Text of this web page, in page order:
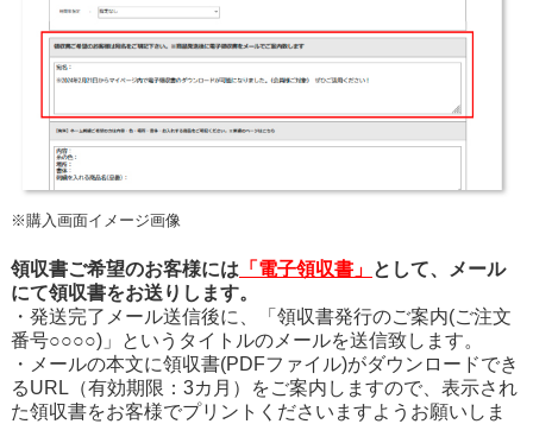
※購入画面イメージ画像
領収書ご希望のお客様には 「電子領収書」 として、メール
にて領収書をお送りします。
・発送完了メール送信後に、「領収書発行のご案内(ご注文
番号○○○○)」というタイトルのメールを送信致します。
・メールの本文に領収書(PDFファイル)がダウンロードでき
るURL（有効期限：3カ月）をご案内しますので、表示され
た領収書をお客様でプリントくださいますようお願いしま